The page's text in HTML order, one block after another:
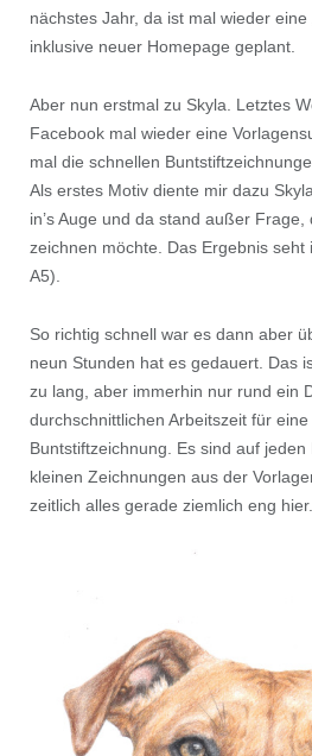
nächstes Jahr, da ist mal wieder eine
inklusive neuer Homepage geplant.
Aber nun erstmal zu Skyla. Letztes
Facebook mal wieder eine
mal die schnellen
Als erstes Motiv diente mir dazu
in’s Auge und da stand außer
zeichnen möchte. Das Ergebnis
A5).
So richtig schnell war es dann aber
neun Stunden hat es gedauert. Das
zu lang, aber immerhin nur rund ein
durchschnittlichen Arbeitszeit für
Buntstiftzeichnung. Es sind auf
kleinen Zeichnungen aus der
zeitlich alles gerade ziemlich eng